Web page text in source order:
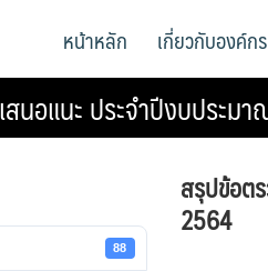
หน้าหลัก เกี่ยวกับองค์กร
นอแนะ ประจำปีงบประม
88
สรุปข้อต
2564